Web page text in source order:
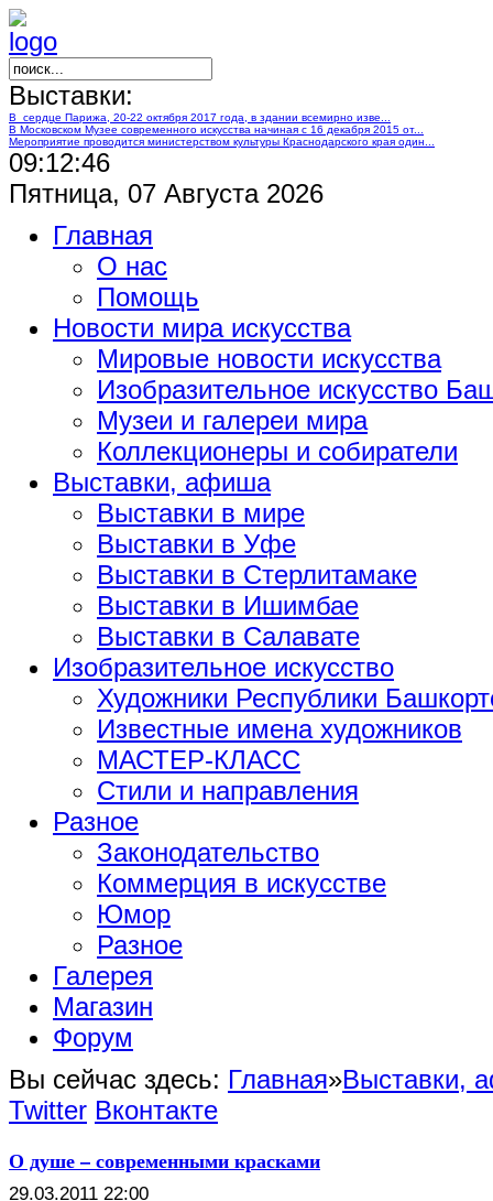
Выставки:
В сердце Парижа, 20-22 октября 2017 года, в здании всемирно изве...
В Московском Музее современного искусства начиная с 16 декабря 2015 от...
Мероприятие проводится министерством культуры Краснодарского края один...
09:12:47
Пятница, 07 Августа 2026
Главная
О нас
Помощь
Новости мира искусства
Мировые новости искусства
Изобразительное искусство
Музеи и галереи мира
Коллекционеры и собиратели
Выставки, афиша
Выставки в мире
Выставки в Уфе
Выставки в Стерлитамаке
Выставки в Ишимбае
Выставки в Салавате
Изобразительное искусство
Художники Республики
Известные имена художников
МАСТЕР-КЛАСС
Стили и направления
Разное
Законодательство
Коммерция в искусстве
Юмор
Разное
Галерея
Магазин
Форум
Вы сейчас здесь: Главная»Выставки,
Twitter Вконтакте
О душе – современными красками
29.03.2011 22:00